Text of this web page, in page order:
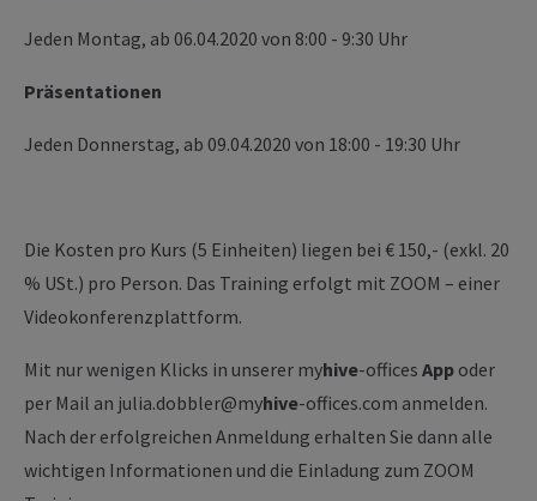
­­Jeden Montag, ab 06.04.2020 von 8:00 - 9:30 Uhr
Präsentationen
Jeden Donnerstag, ab 09.04.2020 von 18:00 - 19:30 Uhr
Die Kosten pro Kurs (5 Einheiten) liegen bei € 150,- (exkl. 20
% USt.) pro Person. Das Training erfolgt mit ZOOM – einer
Videokonferenzplattform.
Mit nur wenigen Klicks in unserer myhive-offices App oder
per Mail an julia.dobbler@myhive-offices.com anmelden.
Nach der erfolgreichen Anmeldung erhalten Sie dann alle
wichtigen Informationen und die Einladung zum ZOOM